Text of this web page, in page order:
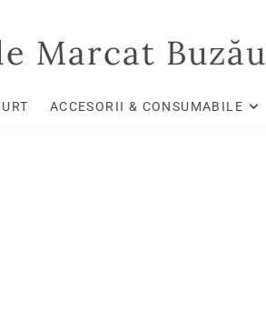
Marcat Buzău
ACCESORII & CONSUMABILE